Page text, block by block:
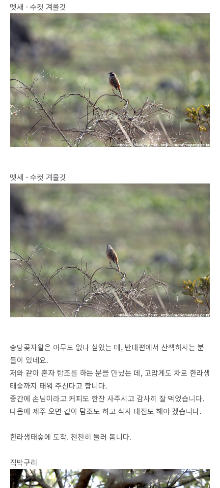
멧새 - 수컷 겨울깃
멧새 - 수컷 겨울깃
송당곶자왈은 아무도 없나 싶었는 데, 반대편에서 산책하시는 분
들이 있네요.
저와 같이 혼자 탐조를 하는 분을 만났는 데, 고맙게도 차로 한라생
태숲까지 태워 주신다고 합니다.
중간에 손님이라고 커피도 한잔 사주시고 감사히 잘 먹었습니다.
다음에 제주 오면 같이 탐조도 하고 식사 대접도 해야 겠습니다.
한라생태숲에 도착. 천천히 둘러 봅니다.
직박구리